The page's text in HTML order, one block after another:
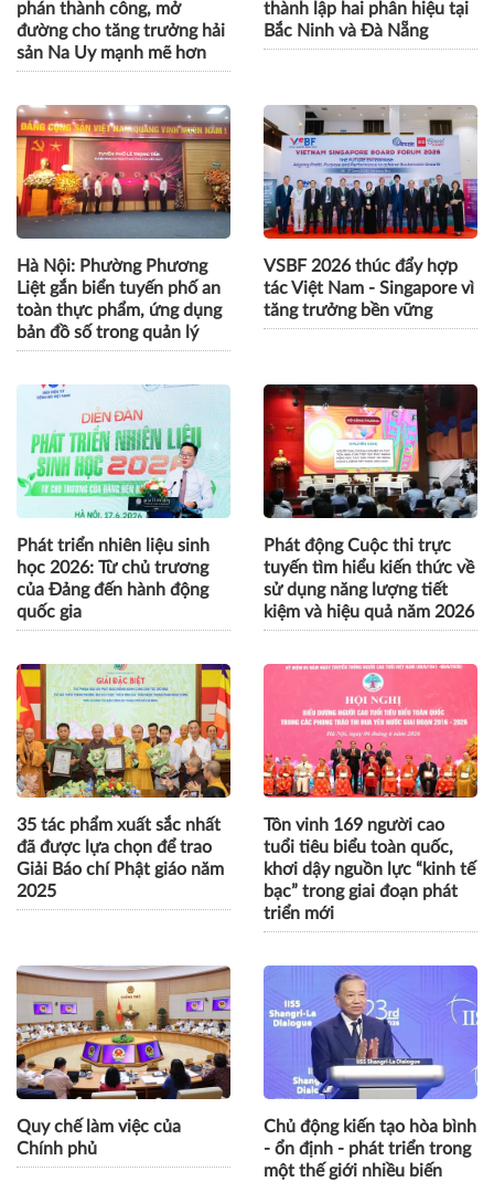
phán thành công, mở
đường cho tăng trưởng hải
sản Na Uy mạnh mẽ hơn
thành lập hai phân hiệu tại
Bắc Ninh và Đà Nẵng
Hà Nội: Phường Phương
Liệt gắn biển tuyến phố an
toàn thực phẩm, ứng dụng
bản đồ số trong quản lý
VSBF 2026 thúc đẩy hợp
tác Việt Nam - Singapore vì
tăng trưởng bền vững
Phát triển nhiên liệu sinh
học 2026: Từ chủ trương
của Đảng đến hành động
quốc gia
Phát động Cuộc thi trực
tuyến tìm hiểu kiến thức về
sử dụng năng lượng tiết
kiệm và hiệu quả năm 2026
35 tác phẩm xuất sắc nhất
đã được lựa chọn để trao
Giải Báo chí Phật giáo năm
2025
Tôn vinh 169 người cao
tuổi tiêu biểu toàn quốc,
khơi dậy nguồn lực “kinh tế
bạc” trong giai đoạn phát
triển mới
Quy chế làm việc của
Chính phủ
Chủ động kiến tạo hòa bình
- ổn định - phát triển trong
một thế giới nhiều biến